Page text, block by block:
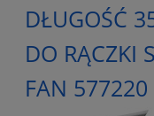
DŁUGOŚĆ
DO RĄCZKI
FAN 577220